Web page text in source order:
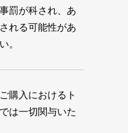
罰が科され、あ
れる可能性があ
。
購入におけるト
は一切関与いた